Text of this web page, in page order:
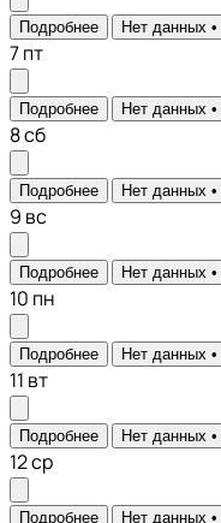
Подробнее Нет данных •
7пт
Подробнее Нет данных •
8сб
Подробнее Нет данных •
9 вс
Подробнее Нет данных •
10 пн
Подробнее Нет данных •
11 вт
Подробнее Нет данных •
12ср
Подробнее Нет данных •